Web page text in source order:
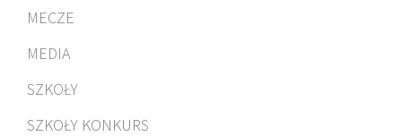
MECZE
MEDIA
SZKOŁY
SZKOŁY KONKURS